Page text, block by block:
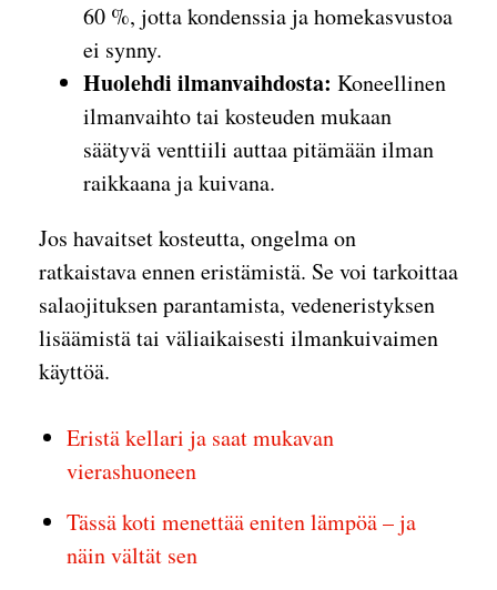
60 %, jotta kondenssia ja homekasvustoa
ei synny.
Huolehdi ilmanvaihdosta: Koneellinen
ilmanvaihto tai kosteuden mukaan
säätyvä venttiili auttaa pitämään ilman
raikkaana ja kuivana.
Jos havaitset kosteutta, ongelma on
ratkaistava ennen eristämistä. Se voi tarkoittaa
salaojituksen parantamista, vedeneristyksen
lisäämistä tai väliaikaisesti ilmankuivaimen
käyttöä.
Eristä kellari ja saat mukavan
vierashuoneen
Tässä koti menettää eniten lämpöä – ja
näin vältät sen